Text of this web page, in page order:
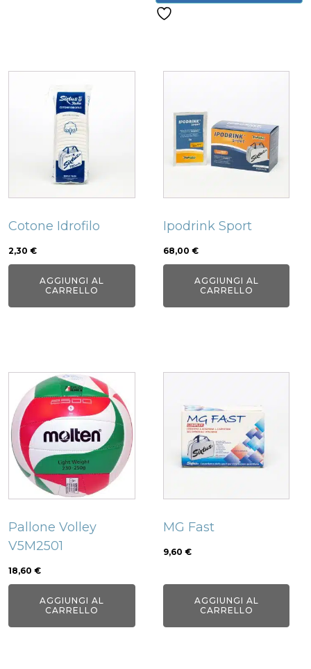
quantità
Cotone Idrofilo
2,30 €
AGGIUNGI AL
CARRELLO
Ipodrink Sport
68,00 €
AGGIUNGI AL
CARRELLO
Pallone Volley
V5M2501
18,60 €
AGGIUNGI AL
CARRELLO
MG Fast
9,60 €
AGGIUNGI AL
CARRELLO